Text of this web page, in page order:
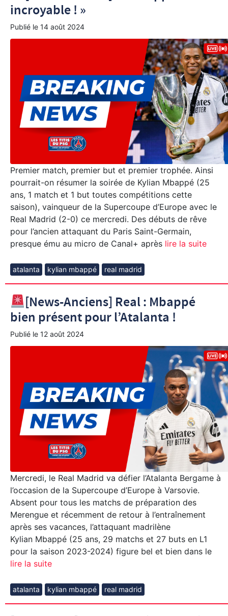
incroyable ! »
Publié le 14 août 2024
Premier match, premier but et premier trophée. Ainsi
pourrait-on résumer la soirée de Kylian Mbappé (25
ans, 1 match et 1 but toutes compétitions cette
saison), vainqueur de la Supercoupe d’Europe avec le
Real Madrid (2-0) ce mercredi. Des débuts de rêve
pour l’ancien attaquant du Paris Saint-Germain,
presque ému au micro de Canal+ après lire la suite
atalanta kylian mbappé real madrid
[News-Anciens] Real : Mbappé
bien présent pour l’Atalanta !
Publié le 12 août 2024
Mercredi, le Real Madrid va défier l’Atalanta Bergame à
l’occasion de la Supercoupe d’Europe à Varsovie.
Absent pour tous les matchs de préparation des
Merengue et récemment de retour à l’entraînement
après ses vacances, l’attaquant madrilène
Kylian Mbappé (25 ans, 29 matchs et 27 buts en L1
pour la saison 2023-2024) figure bel et bien dans le
lire la suite
atalanta kylian mbappé real madrid